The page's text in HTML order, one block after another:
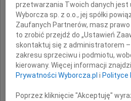
wyrazy
przetwarzania Twoich danych jest
Wyborcza sp. z o.o., jej spółki
Zaufanych Partnerów, masz
to zrobić przejdź do „Ustawień
skontaktuj się z administratorem
zakresu sprzeciwu i podmiotu,
kierowany. Więcej informacji
Prywatności Wyborcza.pl i Polityce
Poprzez kliknięcie "Akceptuję"